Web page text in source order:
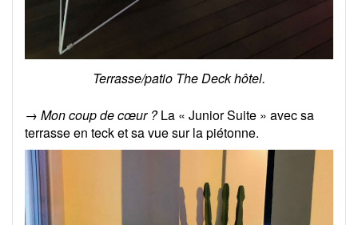
Terrasse/patio The Deck hôtel.
→ Mon coup de cœur ?La « Junior Suite » avec sa
terrasse en teck et sa vue sur la piétonne.